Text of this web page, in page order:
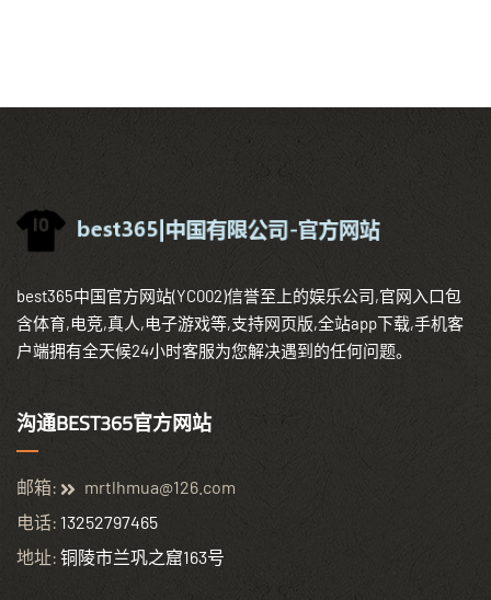
best365中国官方网站(YC002)信誉至上的娱乐公司,官网入口包
含体育,电竞,真人,电子游戏等,支持网页版,全站app下载,手机客
户端拥有全天候24小时客服为您解决遇到的任何问题。
沟通BEST365官方网站
邮箱:
mrtlhmua@126.com
电话: 13252797465
地址: 铜陵市兰巩之窟163号